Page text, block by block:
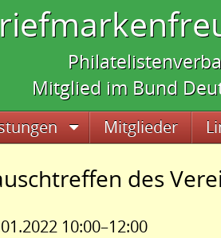
Mitglied im Bund
Mitglieder
des
10:00–12:00